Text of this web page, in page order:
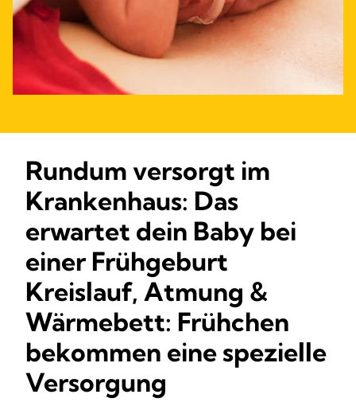
Rundum versorgt im
Krankenhaus: Das
erwartet dein Baby bei
einer Frühgeburt
Kreislauf, Atmung &
Wärmebett: Frühchen
bekommen eine spezielle
Versorgung